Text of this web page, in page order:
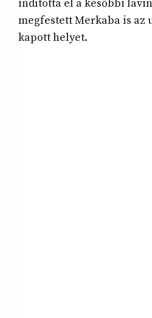
indította el a későbbi
megfestett Merkaba is az
kapott helyet.